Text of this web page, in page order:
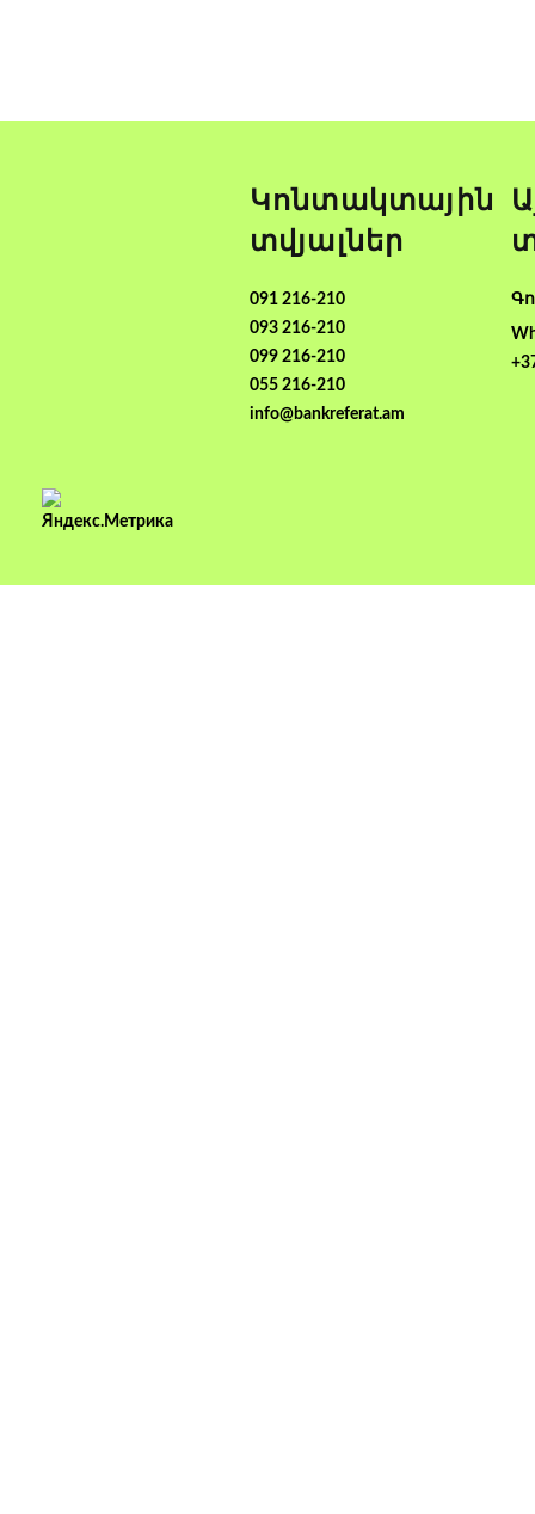
Կոնտակտային
տվյալներ
091 216-210
093 216-210
099 216-210
055 216-210
info@bankreferat.am